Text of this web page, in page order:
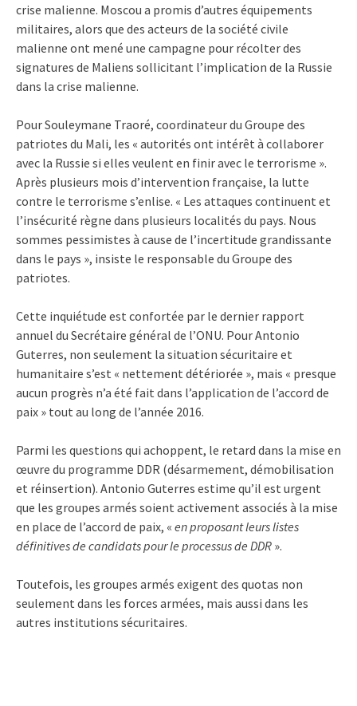
crise malienne. Moscou a promis d’autres équipements
militaires, alors que des acteurs de la société civile
malienne ont mené une campagne pour récolter des
signatures de Maliens sollicitant l’implication de la Russie
dans la crise malienne.
Pour Souleymane Traoré, coordinateur du Groupe des
patriotes du Mali, les « autorités ont intérêt à collaborer
avec la Russie si elles veulent en finir avec le terrorisme ».
Après plusieurs mois d’intervention française, la lutte
contre le terrorisme s’enlise. « Les attaques continuent et
l’insécurité règne dans plusieurs localités du pays. Nous
sommes pessimistes à cause de l’incertitude grandissante
dans le pays », insiste le responsable du Groupe des
patriotes.
Cette inquiétude est confortée par le dernier rapport
annuel du Secrétaire général de l’ONU. Pour Antonio
Guterres, non seulement la situation sécuritaire et
humanitaire s’est « nettement détériorée », mais « presque
aucun progrès n’a été fait dans l’application de l’accord de
paix » tout au long de l’année 2016.
Parmi les questions qui achoppent, le retard dans la mise en
œuvre du programme DDR (désarmement, démobilisation
et réinsertion). Antonio Guterres estime qu’il est urgent
que les groupes armés soient activement associés à la mise
en place de l’accord de paix, « en proposant leurs listes
définitives de candidats pour le processus de DDR ».
Toutefois, les groupes armés exigent des quotas non
seulement dans les forces armées, mais aussi dans les
autres institutions sécuritaires.